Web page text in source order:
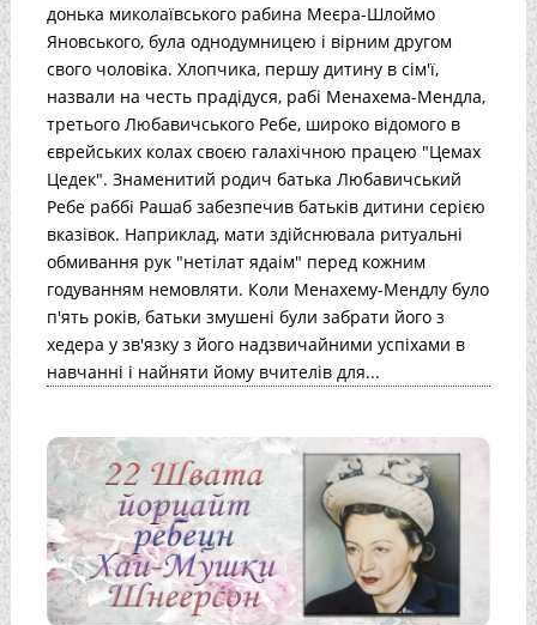
донька миколаївського рабина Меєра-Шлоймо
Яновського, була однодумницею і вірним другом
свого чоловіка. Хлопчика, першу дитину в сім'ї,
назвали на честь прадідуся, рабі Менахема-Мендла,
третього Любавичського Ребе, широко відомого в
єврейських колах своєю галахічною працею "Цемах
Цедек". Знаменитий родич батька Любавичський
Ребе раббі Рашаб забезпечив батьків дитини серією
вказівок. Наприклад, мати здійснювала ритуальні
обмивання рук "нетілат ядаім" перед кожним
годуванням немовляти. Коли Менахему-Мендлу було
п'ять років, батьки змушені були забрати його з
хедера у зв'язку з його надзвичайними успіхами в
навчанні і найняти йому вчителів для...